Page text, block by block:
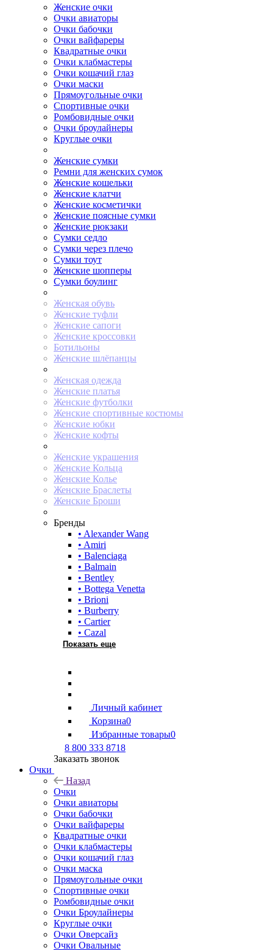
Женские очки
Очки авиаторы
Очки бабочки
Очки вайфареры
Квадратные очки
Очки клабмастеры
Очки кошачий глаз
Очки маски
Прямоугольные очки
Спортивные очки
Ромбовидные очки
Очки броулайнеры
Круглые очки
Женские сумки
Ремни для женских сумок
Женские кошельки
Женские клатчи
Женские косметички
Женские поясные сумки
Женские рюкзаки
Сумки седло
Сумки через плечо
Сумки тоут
Женские шопперы
Сумки боулинг
Женская обувь
Женские туфли
Женские сапоги
Женские кроссовки
Ботильоны
Женские шлёпанцы
Женская одежда
Женские платья
Женские футболки
Женские спортивные костюмы
Женские юбки
Женские кофты
Женские украшения
Женские Кольца
Женские Колье
Женские Браслеты
Женские Броши
Бренды
• Alexander Wang
• Amiri
• Balenciaga
• Balmain
• Bentley
• Bottega Venetta
• Brioni
• Burberry
• Cartier
• Cazal
Показать еще
Личный кабинет
Корзина0
Избранные товары0
8 800 333 8718
Заказать звонок
Очки
Назад
Очки
Очки авиаторы
Очки бабочки
Очки вайфареры
Квадратные очки
Очки клабмастеры
Очки кошачий глаз
Очки маска
Прямоугольные очки
Спортивные очки
Ромбовидные очки
Очки Броулайнеры
Круглые очки
Очки Оверсайз
Очки Овальные